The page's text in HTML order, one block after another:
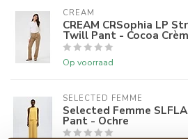
CREAM
CREAM CRSophia LP
Twill Pant - Cocoa
Op voorraad
SELECTED FEMME
Selected Femme
Pant - Ochre